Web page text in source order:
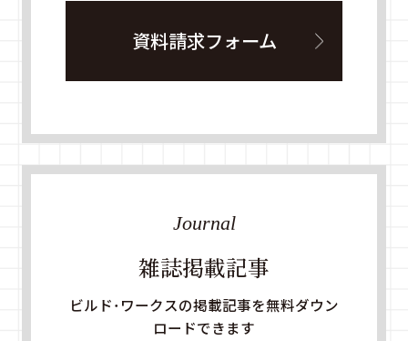
資料請求フォーム
雑誌掲載記事
Journal
ビルド・ワークスの掲載記事を無料ダウン
ロードできます